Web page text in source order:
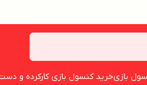
بازیخرید کنسول بازی کارکرده و